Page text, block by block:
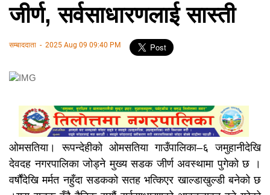
जीर्ण, सर्वसाधारणलाई सास्ती
सम्बाददाता - 2025 Aug 09 09:40 PM
ओमसतिया। रूपन्देहीको ओमसतिया गाउँपालिका–६ जमुहानीदेखि
देवदह नगरपालिका जोड्ने मुख्य सडक जीर्ण अवस्थामा पुगेको छ ।
वर्षौंदेखि मर्मत नहुँदा सडकको सतह भत्किएर खाल्डाखुल्डी बनेको छ